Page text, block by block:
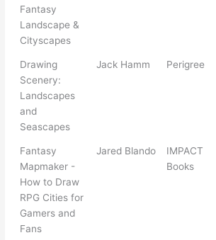
Fantasy
Landscape &
Cityscapes
Drawing
Scenery:
Landscapes
and
Seascapes
Jack Hamm Perigree
Fantasy
Mapmaker -
How to Draw
RPG Cities for
Gamers and
Fans
Jared Blando
IMPACT
Books